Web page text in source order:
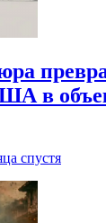
в
спустя